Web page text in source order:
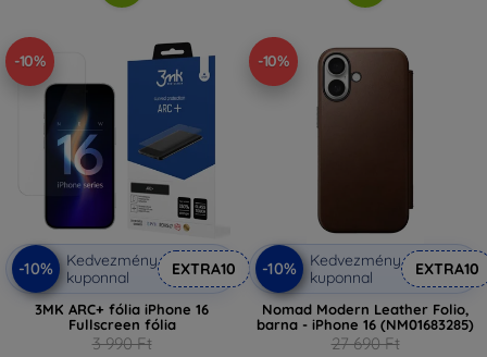
-10%
-10%
Kedvezmény
kuponnal
EXTRA10
3MK ARC+ fólia iPhone 16
Fullscreen fólia
3 990 Ft
-10%
-10%
Kedvezmény
kuponnal
EXTRA10
Nomad Modern Leather Folio,
barna - iPhone 16 (NM01683285)
27 690 Ft